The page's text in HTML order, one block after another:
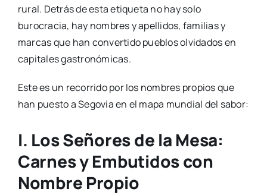
rural. Detrás de esta etiqueta no hay solo
burocracia, hay nombres y apellidos, familias y
marcas que han convertido pueblos olvidados en
capitales gastronómicas.
Este es un recorrido por los nombres propios que
han puesto a Segovia en el mapa mundial del sabor:
I. Los Señores de la Mesa:
Carnes y Embutidos con
Nombre Propio